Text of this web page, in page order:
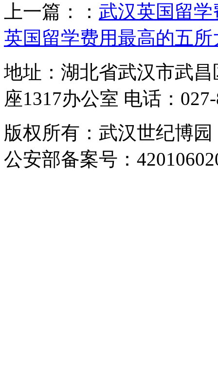
上一篇：： 武汉英国留
英国留学费用最高的五所
地址：湖北省武汉市武
座1317办公室 电话：
版权所有：武汉世纪博园
公安部备案号：